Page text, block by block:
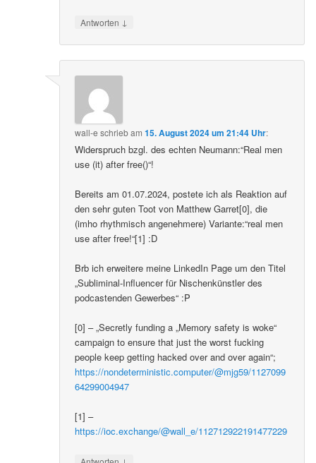
Antworten ↓
wall-e schriebam15. August 2024 um 21:44 Uhr:
Widerspruch bzgl. des echten Neumann:“Real men
use (it) after free()“!
Bereits am 01.07.2024, postete ich als Reaktion auf
den sehr guten Toot von Matthew Garret[0], die
(imho rhythmisch angenehmere) Variante:“real men
use after free!“[1] :D
Brb ich erweitere meine LinkedIn Page um den Titel
„Subliminal-Influencer für Nischenkünstler des
podcastenden Gewerbes“ :P
[0] – „Secretly funding a „Memory safety is woke“
campaign to ensure that just the worst fucking
people keep getting hacked over and over again“;
https://nondeterministic.computer/@mjg59/1127099
64299004947
[1] –
https://ioc.exchange/@wall_e/112712922191477229
↓